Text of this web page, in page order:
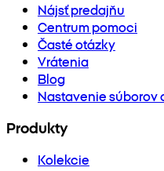
Nájsť predajňu
Centrum pomoci
Časté otázky
Vrátenia
Blog
Nastavenie súborov
Produkty
Kolekcie